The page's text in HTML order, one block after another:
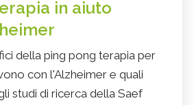
in aiuto
della ping pong terapia per
con l'Alzheimer e quali
studi di ricerca della Saef